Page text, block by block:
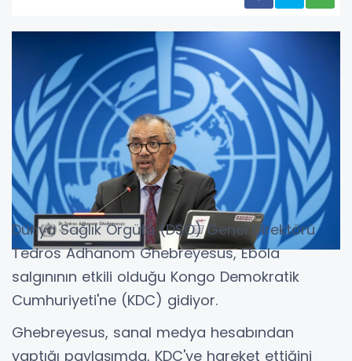
Dünya Sağlık Örgütü (DSÖ) Genel Direktörü
Tedros Adhanom Ghebreyesus, Ebola
salgınının etkili olduğu Kongo Demokratik
Cumhuriyeti'ne (KDC) gidiyor.
Ghebreyesus, sanal medya hesabından
yaptığı paylaşımda, KDC'ye hareket ettiğini